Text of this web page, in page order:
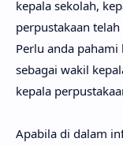
kepala sekolah,
perpustakaan
Perlu anda
sebagai wakil
kepala
Apabila di dalam